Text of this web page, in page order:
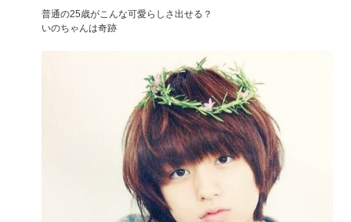
普通の25歳がこんな可愛らしさ出せる？
いのちゃんは奇跡